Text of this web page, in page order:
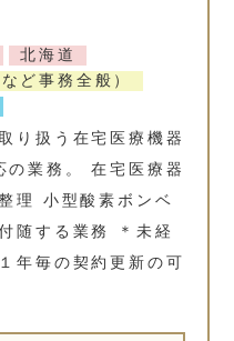
北海道
ど事務全般）
り扱う在宅医療機器
の業務。 在宅医療器
理 小型酸素ボンベ
随する業務 ＊未経
年毎の契約更新の可